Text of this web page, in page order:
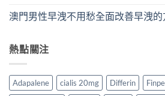
澳門男性早洩不用愁全面改善早洩的
熱點關注
Adapalene cialis 20mg Differin